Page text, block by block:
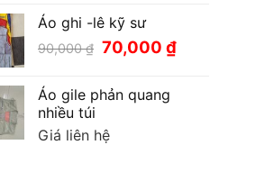
là:
220,000 ₫.
Áo ghi -lê kỹ sư
90,000₫ Giá
90,000 ₫.
70,000₫Giá
Áo gile phản quang
nhiều túi
Giá liên hệ